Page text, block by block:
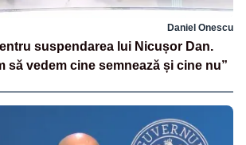
Daniel Onescu
suspendarea lui Nicușor Dan.
să vedem cine semnează și cine nu”